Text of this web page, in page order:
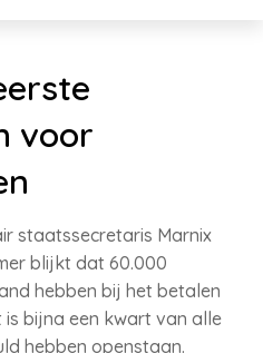
voor
staatssecretaris Marnix
blijkt dat 60.000
hebben bij het betalen
bijna een kwart van alle
hebben openstaan.